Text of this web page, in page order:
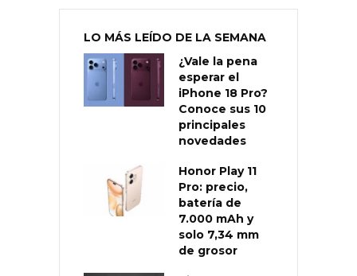
LO MÁS LEÍDO DE LA SEMANA
¿Vale la pena
esperar el
iPhone 18 Pro?
Conoce sus 10
principales
novedades
Honor Play 11
Pro: precio,
batería de
7.000 mAh y
solo 7,34 mm
de grosor